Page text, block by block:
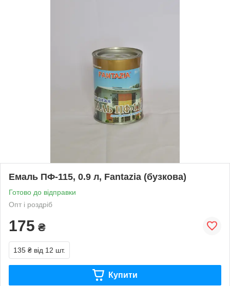
Емаль ПФ-115, 0.9 л, Fantazia (бузкова)
Готово до відправки
Опт і роздріб
175 ₴
135 ₴ від 12 шт.
Купити